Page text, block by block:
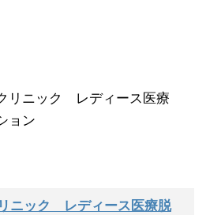
リニック レディース医療
ョン
ニック レディース医療脱